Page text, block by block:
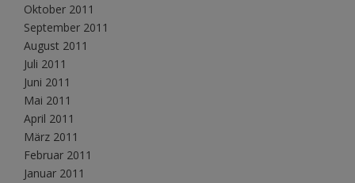
Oktober 2011
September 2011
August 2011
Juli 2011
Juni 2011
Mai 2011
April 2011
März 2011
Februar 2011
Januar 2011